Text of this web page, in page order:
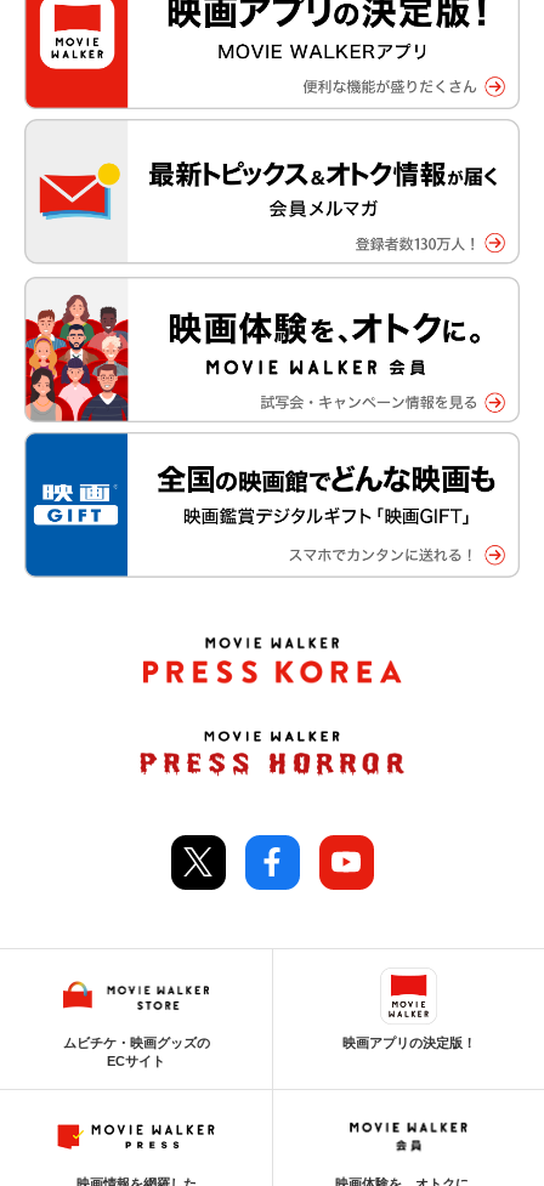
ムビチケ・映画グッズの
ECサイト
映画アプリの決定版！